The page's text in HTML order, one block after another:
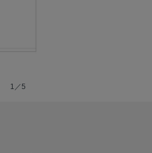
1／5